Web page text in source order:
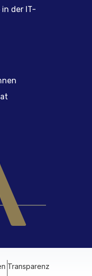
der IT-
Transparenz